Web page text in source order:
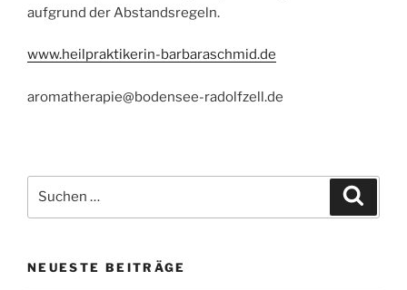
aufgrund der Abstandsregeln.
www.heilpraktikerin-barbaraschmid.de
aromatherapie@bodensee-radolfzell.de
nach:
NEUESTE BEITRÄGE